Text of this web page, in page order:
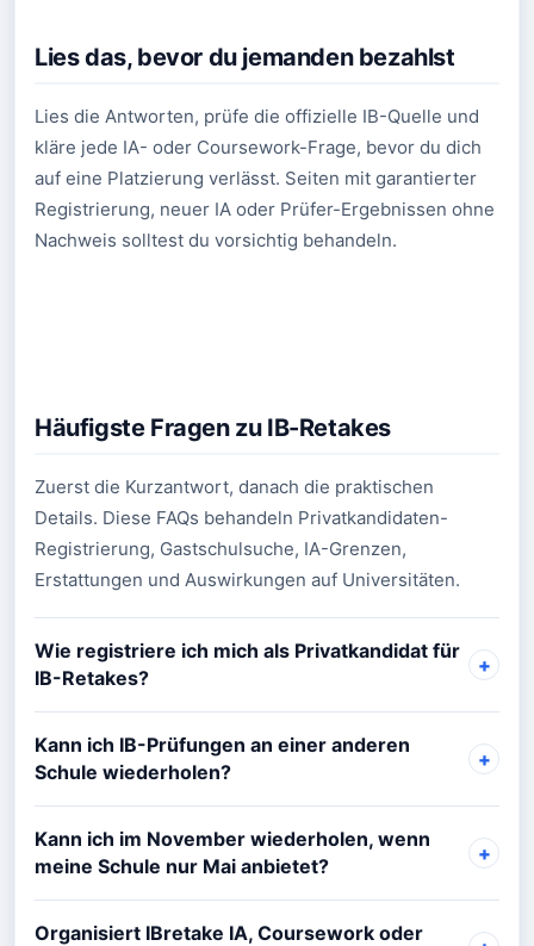
Lies das, bevor du jemanden bezahlst
Lies die Antworten, prüfe die offizielle IB-Quelle und
kläre jede IA- oder Coursework-Frage, bevor du dich
auf eine Platzierung verlässt. Seiten mit garantierter
Registrierung, neuer IA oder Prüfer-Ergebnissen ohne
Nachweis solltest du vorsichtig behandeln.
Häufigste Fragen zu IB-Retakes
Zuerst die Kurzantwort, danach die praktischen
Details. Diese FAQs behandeln Privatkandidaten-
Registrierung, Gastschulsuche, IA-Grenzen,
Erstattungen und Auswirkungen auf Universitäten.
Wie registriere ich mich als Privatkandidat für
IB-Retakes?
Kann ich IB-Prüfungen an einer anderen
Schule wiederholen?
Kann ich im November wiederholen, wenn
meine Schule nur Mai anbietet?
Organisiert IBretake IA, Coursework oder